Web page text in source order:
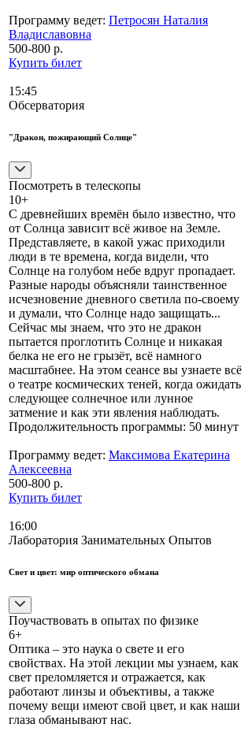
Программу ведет: Петросян Наталия
Владиславовна
500-800 р.
Купить билет
15:45
Обсерватория
"Дракон, пожирающий Солнце"
Посмотреть в телескопы
10+
С древнейших времён было известно, что
от Солнца зависит всё живое на Земле.
Представляете, в какой ужас приходили
люди в те времена, когда видели, что
Солнце на голубом небе вдруг пропадает.
Разные народы объясняли таинственное
исчезновение дневного светила по-своему
и думали, что Солнце надо защищать...
Сейчас мы знаем, что это не дракон
пытается проглотить Солнце и никакая
белка не его не грызёт, всё намного
масштабнее. На этом сеансе вы узнаете всё
о театре космических теней, когда ожидать
следующее солнечное или лунное
затмение и как эти явления наблюдать.
Продолжительность программы: 50 минут
Программу ведет: Максимова Екатерина
Алексеевна
500-800 р.
Купить билет
16:00
Лаборатория Занимательных Опытов
Свет и цвет: мир оптического обмана
Поучаствовать в опытах по физике
6+
Оптика – это наука о свете и его
свойствах. На этой лекции мы узнаем, как
свет преломляется и отражается, как
работают линзы и объективы, а также
почему вещи имеют свой цвет, и как наши
глаза обманывают нас.